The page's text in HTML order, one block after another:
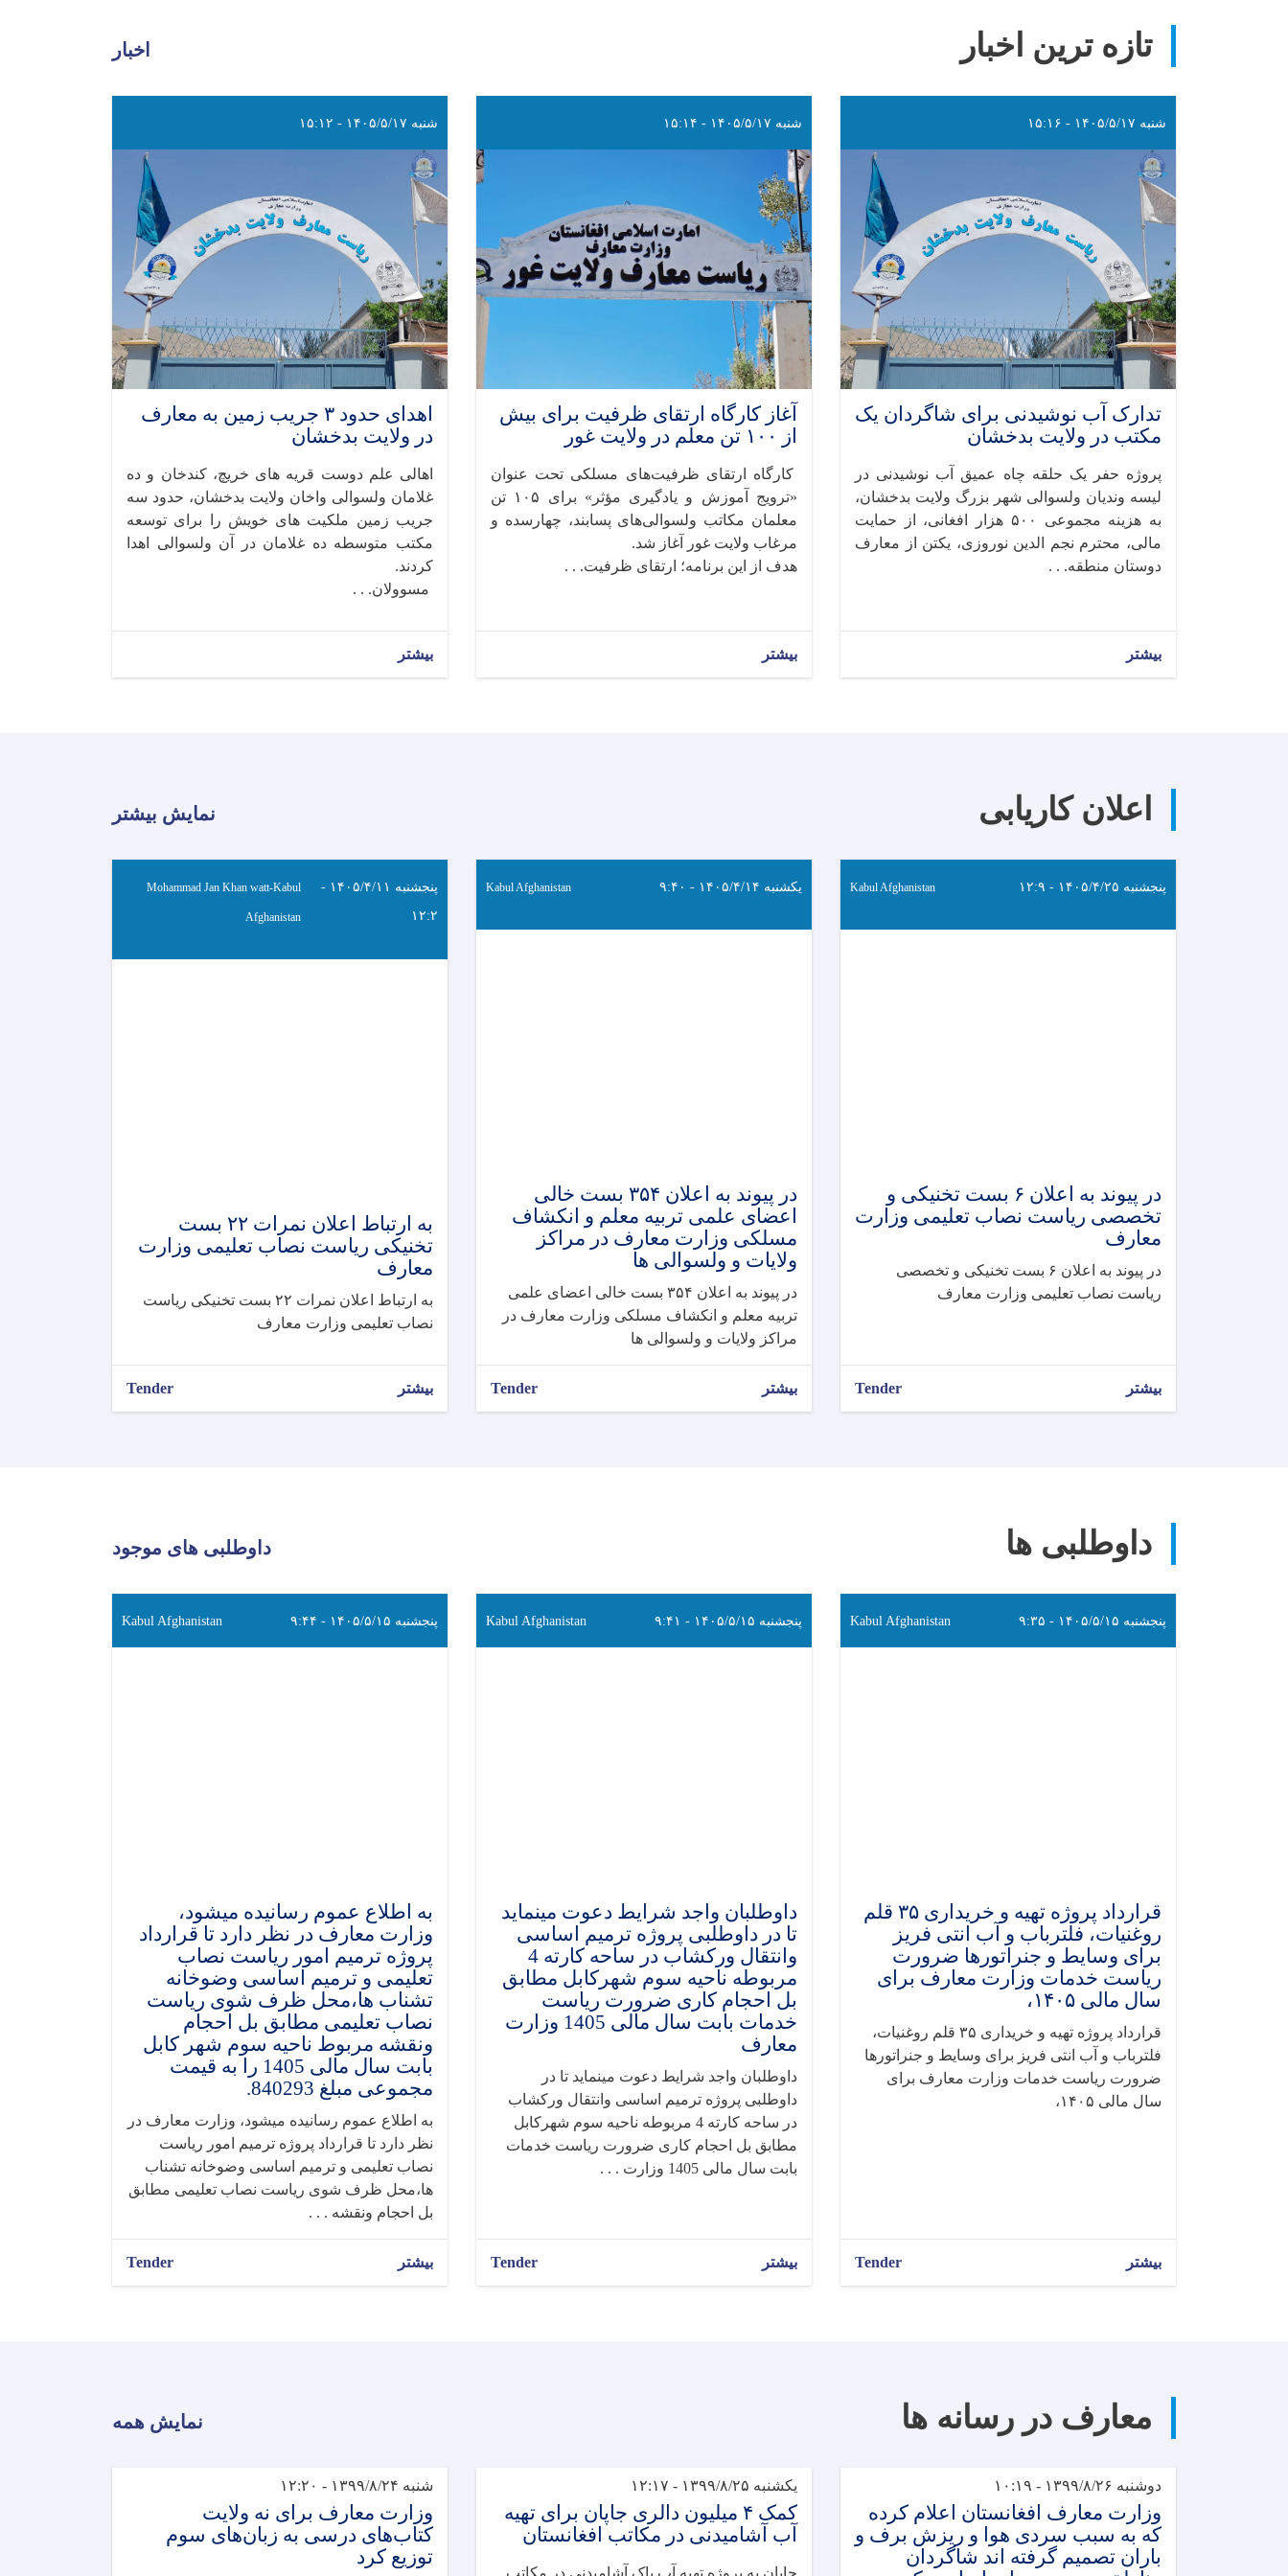
تازه ترین اخبار اخبار
شنبه ۱۴۰۵/۵/۱۷ - ۱۵:۱۶
تدارک آب نوشیدنی برای شاگردان یک
مکتب در ولایت بدخشان
پروژه حفر یک حلقه چاه عمیق آب نوشیدنی در
لیسه وندیان ولسوالی شهر بزرگ ولایت بدخشان،
به هزینه مجموعی ۵۰۰ هزار افغانی، از حمایت
مالی، محترم نجم‌ الدین نوروزی، یکتن از معارف
دوستان منطقه. . .
بیشتر
شنبه ۱۴۰۵/۵/۱۷ - ۱۵:۱۴
آغاز کارگاه ارتقای ظرفیت برای بیش
از ۱۰۰ تن معلم در ولایت غور
کارگاه ارتقای ظرفیت‌های مسلکی تحت عنوان
«ترویج آموزش و یادگیری مؤثر» برای ۱۰۵ تن
معلمان مکاتب ولسوالی‌های پسابند، چهارسده و
مرغاب ولایت غور آغاز شد.
هدف از این برنامه؛ ارتقای ظرفیت. . .
بیشتر
شنبه ۱۴۰۵/۵/۱۷ - ۱۵:۱۲
اهدای حدود ۳ جریب زمین به معارف
در ولایت بدخشان
اهالی علم‌ دوست قریه‌ های خریچ، کندخان و ده
غلامان ولسوالی واخان ولایت بدخشان، حدود سه
جریب زمین ملکیت های خویش را برای توسعه
مکتب متوسطه ده غلامان در آن ولسوالی اهدا
کردند.
مسوولان. . .
بیشتر
اعلان کاریابی نمایش بیشتر
پنجشنبه ۱۴۰۵/۴/۲۵ - ۱۲:۹ Kabul Afghanistan
در پیوند به اعلان ۶ بست تخنیکی و
تخصصی ریاست نصاب تعلیمی وزارت
معارف
در پیوند به اعلان ۶ بست تخنیکی و تخصصی
ریاست نصاب تعلیمی وزارت معارف
بیشتر Tender
یکشنبه ۱۴۰۵/۴/۱۴ - ۹:۴۰ Kabul Afghanistan
در پیوند به اعلان ۳۵۴ بست خالی
اعضای علمی تربیه معلم و انکشاف
مسلکی وزارت معارف در مراکز
ولایات و ولسوالی ها
در پیوند به اعلان ۳۵۴ بست خالی اعضای علمی
تربیه معلم و انکشاف مسلکی وزارت معارف در
مراکز ولایات و ولسوالی ها
بیشتر Tender
پنجشنبه ۱۴۰۵/۴/۱۱ -
۱۲:۲
Mohammad Jan Khan watt-Kabul
Afghanistan
به ارتباط اعلان نمرات ۲۲ بست
تخنیکی ریاست نصاب تعلیمی وزارت
معارف
به ارتباط اعلان نمرات ۲۲ بست تخنیکی ریاست
نصاب تعلیمی وزارت معارف
بیشتر Tender
داوطلبی ها داوطلبی های موجود
پنجشنبه ۱۴۰۵/۵/۱۵ - ۹:۳۵ Kabul Afghanistan
قرارداد پروژه تهیه و خریداری ۳۵ قلم
روغنیات، فلترباب و آب انتی فریز
برای وسایط و جنراتورها ضرورت
ریاست خدمات وزارت معارف برای
سال مالی ۱۴۰۵،
قرارداد پروژه تهیه و خریداری ۳۵ قلم روغنیات،
فلترباب و آب انتی فریز برای وسایط و جنراتورها
ضرورت ریاست خدمات وزارت معارف برای
سال مالی ۱۴۰۵،
بیشتر Tender
پنجشنبه ۱۴۰۵/۵/۱۵ - ۹:۴۱ Kabul Afghanistan
داوطلبان واجد شرایط دعوت مینماید
تا در داوطلبی پروژه ترمیم اساسی
وانتقال ورکشاب در ساحه کارته 4
مربوطه ناحیه سوم شهرکابل مطابق
بل احجام کاری ضرورت ریاست
خدمات بابت سال مالی 1405 وزارت
معارف
داوطلبان واجد شرایط دعوت مینماید تا در
داوطلبی پروژه ترمیم اساسی وانتقال ورکشاب
در ساحه کارته 4 مربوطه ناحیه سوم شهرکابل
مطابق بل احجام کاری ضرورت ریاست خدمات
بابت سال مالی 1405 وزارت . . .
بیشتر Tender
پنجشنبه ۱۴۰۵/۵/۱۵ - ۹:۴۴ Kabul Afghanistan
به اطلاع عموم رسانیده میشود،
وزارت معارف در نظر دارد تا قرارداد
پروژه ترمیم امور ریاست نصاب
تعلیمی و ترمیم اساسی وضوخانه
تشناب ها،محل ظرف شوی ریاست
نصاب تعلیمی مطابق بل احجام
ونقشه مربوط ناحیه سوم شهر کابل
بابت سال مالی 1405 را به قیمت
مجموعی مبلغ 840293.
به اطلاع عموم رسانیده میشود، وزارت معارف در
نظر دارد تا قرارداد پروژه ترمیم امور ریاست
نصاب تعلیمی و ترمیم اساسی وضوخانه تشناب
ها،محل ظرف شوی ریاست نصاب تعلیمی مطابق
بل احجام ونقشه . . .
بیشتر Tender
معارف در رسانه ها نمایش همه
دوشنبه ۱۳۹۹/۸/۲۶ - ۱۰:۱۹
وزارت معارف افغانستان اعلام کرده
که به سبب سردی هوا و ریزش برف و
باران تصمیم گرفته اند شاگردان
یکشنبه ۱۳۹۹/۸/۲۵ - ۱۲:۱۷
کمک ۴ میلیون دالری جاپان برای تهیه
آب آشامیدنی در مکاتب افغانستان
جاپان به پروژه تهیه آب پاک آشامیدنی در مکاتب
شنبه ۱۳۹۹/۸/۲۴ - ۱۲:۲۰
وزارت معارف برای نه ولایت
کتاب‌های درسی به زبان‌های سوم
توزیع کرد